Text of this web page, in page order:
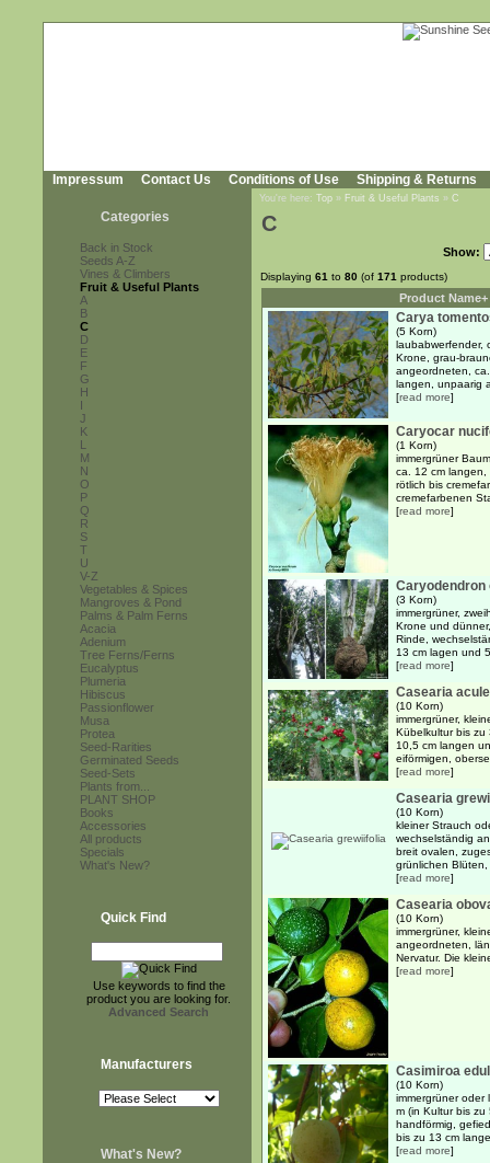
Impressum Contact Us Conditions of Use Shipping & Returns
Categories
Back in Stock
Seeds A-Z
Vines & Climbers
Fruit & Useful Plants
A
B
C
D
E
F
G
H
I
J
K
L
M
N
O
P
Q
R
S
T
U
V-Z
Vegetables & Spices
Mangroves & Pond
Palms & Palm Ferns
Acacia
Adenium
Tree Ferns/Ferns
Eucalyptus
Plumeria
Hibiscus
Passionflower
Musa
Protea
Seed-Rarities
Germinated Seeds
Seed-Sets
Plants from...
PLANT SHOP
Books
Accessories
All products
Specials
What's New?
Quick Find
Use keywords to find the
product you are looking for.
Advanced Search
Manufacturers
What's New?
You're here: Top » Fruit & Useful Plants » C
C
Show:
Displaying 61 to 80 (of 171 products)
Product Name+
Carya
(5 Korn)
laubabwerfender,
Krone, grau-
angeordneten,
langen, unpaarig
[read more]
Caryocar
(1 Korn)
immergrüner
ca. 12 cm
rötlich bis
cremefarbenen
[read more]
Caryodendron
(3 Korn)
immergrüner,
Krone und
Rinde,
13 cm lagen und
[read more]
Casearia
(10 Korn)
immergrüner,
Kübelkultur bis zu
10,5 cm langen
eiförmigen,
[read more]
Casearia
(10 Korn)
kleiner Strauch
wechselständig
breit ovalen,
grünlichen
[read more]
Casearia
(10 Korn)
immergrüner,
angeordneten,
Nervatur. Die
[read more]
Casimiroa
(10 Korn)
immergrüner oder
m (in Kultur bis
handförmig,
bis zu 13 cm
[read more]